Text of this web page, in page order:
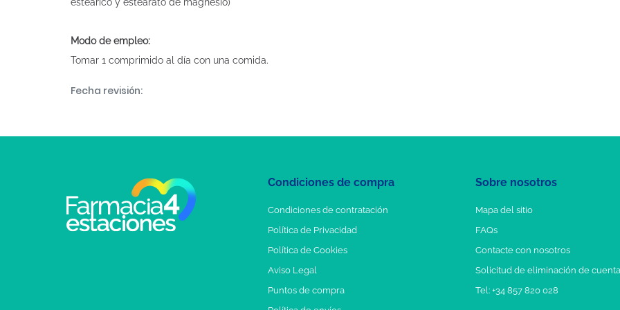
Modo de empleo:
Tomar 1 comprimido al día con una comida.
Fecha revisión:
Condiciones de compra
Condiciones de contratación
Política de Privacidad
Política de Cookies
Aviso Legal
Puntos de compra
Sobre nosotros
Mapa del sitio
FAQs
Contacte con nosotros
Solicitud de eliminación de cuenta
Tel: +34 857 820 028